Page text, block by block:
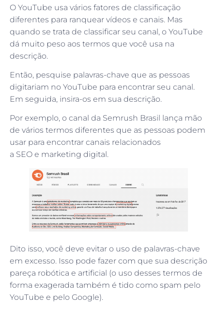
O YouTube usa vários fatores de classificação
diferentes para ranquear vídeos e canais. Mas
quando se trata de classificar seu canal, o YouTube
dá muito peso aos termos que você usa na
descrição.
Então, pesquise palavras-chave que as pessoas
digitariam no YouTube para encontrar seu canal.
Em seguida, insira-os em sua descrição.
Por exemplo, o canal da Semrush Brasil lança mão
de vários termos diferentes que as pessoas podem
usar para encontrar canais relacionados
a SEO e marketing digital.
Dito isso, você deve evitar o uso de palavras-chave
em excesso. Isso pode fazer com que sua descrição
pareça robótica e artificial (o uso desses termos de
forma exagerada também é tido como spam pelo
YouTube e pelo Google).